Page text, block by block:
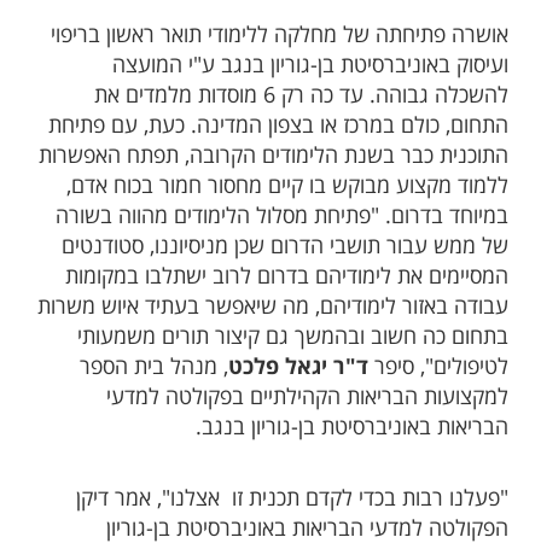
אושרה פתיחתה של מחלקה ללימודי תואר ראשון בריפוי
ועיסוק באוניברסיטת בן-גוריון בנגב ע"י המועצה
להשכלה גבוהה. עד כה רק 6 מוסדות מלמדים את
התחום, כולם במרכז או בצפון המדינה. כעת, עם פתיחת
התוכנית כבר בשנת הלימודים הקרובה, תפתח האפשרות
ללמוד מקצוע מבוקש בו קיים מחסור חמור בכוח אדם,
במיוחד בדרום. "פתיחת מסלול הלימודים מהווה בשורה
של ממש עבור תושבי הדרום שכן מניסיוננו, סטודנטים
המסיימים את לימודיהם בדרום לרוב ישתלבו במקומות
עבודה באזור לימודיהם, מה שיאפשר בעתיד איוש משרות
בתחום כה חשוב ובהמשך גם קיצור תורים משמעותי
לטיפולים", סיפרד"ר יגאל פלכט, מנהל בית הספר
למקצועות הבריאות הקהילתיים בפקולטה למדעי
הבריאות באוניברסיטת בן-גוריון בנגב.
"פעלנו רבות בכדי לקדם תכנית זו אצלנו", אמר דיקן
הפקולטה למדעי הבריאות באוניברסיטת בן-גוריון